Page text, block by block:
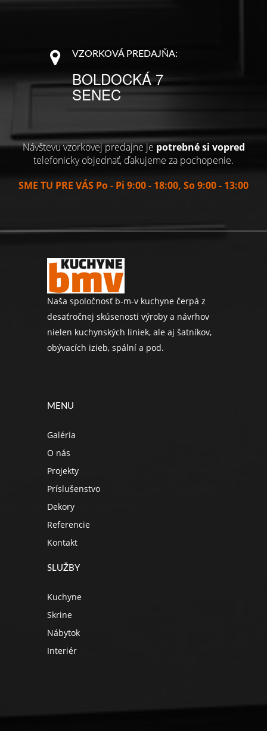
VZORKOVÁ PREDAJŇA:
BOLDOCKÁ 7
SENEC
Návštevu vzorkovej predajne jepotrebné si vopred
telefonicky objednať, ďakujeme za pochopenie.
SME TU PRE VÁS Po - Pi 9:00 - 18:00, So 9:00 - 13:00
Naša spoločnosť b-m-v kuchyne čerpá z
desaťročnej skúsenosti výroby a návrhov
nielen kuchynských liniek, ale aj šatníkov,
obývacích izieb, spální a pod.
MENU
Galéria
O nás
Projekty
Príslušenstvo
Dekory
Referencie
Kontakt
SLUŽBY
Kuchyne
Skrine
Nábytok
Interiér